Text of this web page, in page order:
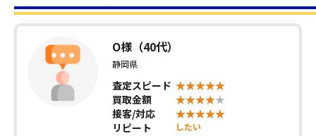
O様（40代）
静岡県
査定スピード
買取金額
接客/対応
リピート
したい